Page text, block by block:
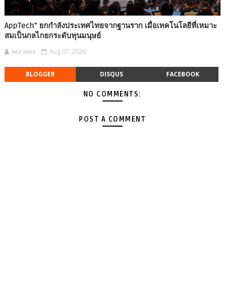
AppTech”​ ยกกำลังประเทศไทยจากฐานราก เมื่อเทคโนโลยีที่เหมาะ
สมเป็นกลไกยกระดับทุนมนุษย์
worawut Aug 07, 2026
BLOGGER DISQUS FACEBOOK
NO COMMENTS:
POST A COMMENT